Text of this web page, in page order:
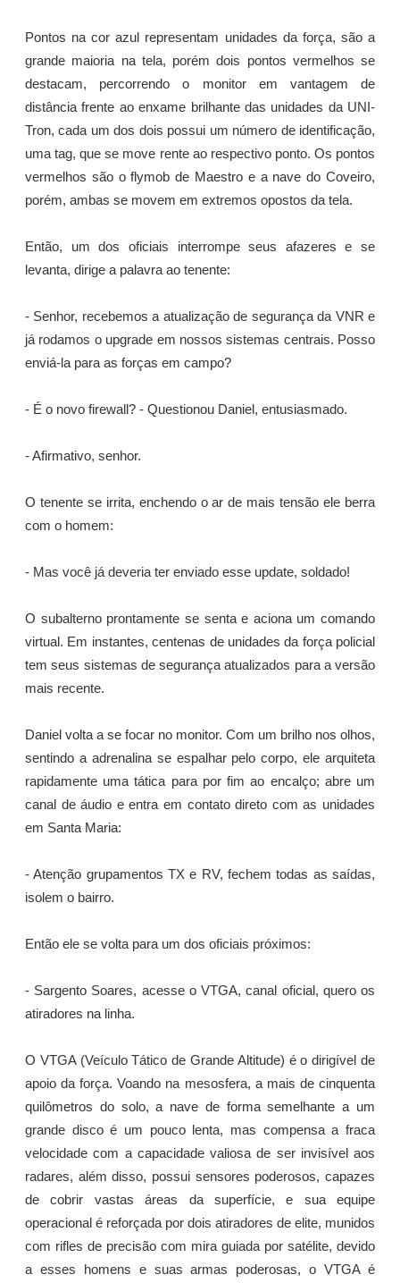
Pontos na cor azul representam unidades da força, são a
grande maioria na tela, porém dois pontos vermelhos se
destacam, percorrendo o monitor em vantagem de
distância frente ao enxame brilhante das unidades da UNI-
Tron, cada um dos dois possui um número de identificação,
uma tag, que se move rente ao respectivo ponto. Os pontos
vermelhos são o flymob de Maestro e a nave do Coveiro,
porém, ambas se movem em extremos opostos da tela.
Então, um dos oficiais interrompe seus afazeres e se
levanta, dirige a palavra ao tenente:
- Senhor, recebemos a atualização de segurança da VNR e
já rodamos o upgrade em nossos sistemas centrais. Posso
enviá-la para as forças em campo?
- É o novo firewall? - Questionou Daniel, entusiasmado.
- Afirmativo, senhor.
O tenente se irrita, enchendo o ar de mais tensão ele berra
com o homem:
- Mas você já deveria ter enviado esse update, soldado!
O subalterno prontamente se senta e aciona um comando
virtual. Em instantes, centenas de unidades da força policial
tem seus sistemas de segurança atualizados para a versão
mais recente.
Daniel volta a se focar no monitor. Com um brilho nos olhos,
sentindo a adrenalina se espalhar pelo corpo, ele arquiteta
rapidamente uma tática para por fim ao encalço; abre um
canal de áudio e entra em contato direto com as unidades
em Santa Maria:
- Atenção grupamentos TX e RV, fechem todas as saídas,
isolem o bairro.
Então ele se volta para um dos oficiais próximos:
- Sargento Soares, acesse o VTGA, canal oficial, quero os
atiradores na linha.
O VTGA (Veículo Tático de Grande Altitude) é o dirigível de
apoio da força. Voando na mesosfera, a mais de cinquenta
quilômetros do solo, a nave de forma semelhante a um
grande disco é um pouco lenta, mas compensa a fraca
velocidade com a capacidade valiosa de ser invisível aos
radares, além disso, possui sensores poderosos, capazes
de cobrir vastas áreas da superfície, e sua equipe
operacional é reforçada por dois atiradores de elite, munidos
com rifles de precisão com mira guiada por satélite, devido
a esses homens e suas armas poderosas, o VTGA é